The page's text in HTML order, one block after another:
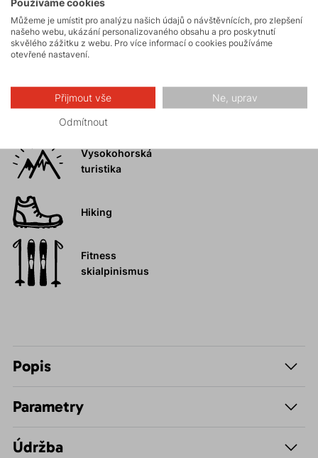
Skialpinismus
Turistika
Skalní lezení a
ferraty
Vysokohorská
turistika
Hiking
Fitness
skialpinismus
Popis
Parametry
Údržba
Používáme cookies
Můžeme je umístit pro analýzu našich údajů o návštěvnících, pro zlepšení
našeho webu, ukázání personalizovaného obsahu a pro poskytnutí
skvělého zážitku z webu. Pro více informací o cookies používáme
otevřené nastavení.
Přijmout vše Ne, uprav
Odmítnout